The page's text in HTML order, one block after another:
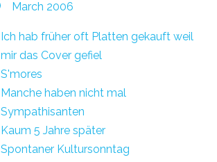
March 2006
Ich hab früher oft Platten gekauft weil
mir das Cover gefiel
S'mores
Manche haben nicht mal
Sympathisanten
Kaum 5 Jahre später
Spontaner Kultursonntag